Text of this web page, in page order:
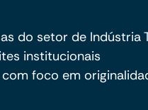
do setor de Indústria
institucionais
foco em